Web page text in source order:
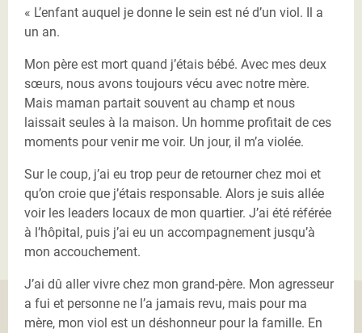
« L’enfant auquel je donne le sein est né d’un viol. Il a
un an.
Mon père est mort quand j’étais bébé. Avec mes deux
sœurs, nous avons toujours vécu avec notre mère.
Mais maman partait souvent au champ et nous
laissait seules à la maison. Un homme profitait de ces
moments pour venir me voir. Un jour, il m’a violée.
Sur le coup, j’ai eu trop peur de retourner chez moi et
qu’on croie que j’étais responsable. Alors je suis allée
voir les leaders locaux de mon quartier. J’ai été référée
à l’hôpital, puis j’ai eu un accompagnement jusqu’à
mon accouchement.
J’ai dû aller vivre chez mon grand-père. Mon agresseur
a fui et personne ne l’a jamais revu, mais pour ma
mère, mon viol est un déshonneur pour la famille. En